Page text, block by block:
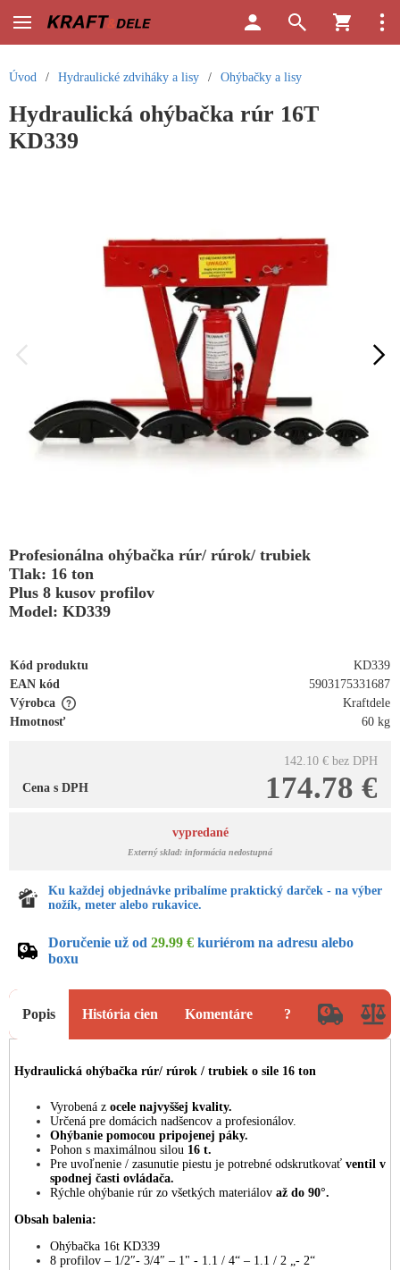
Úvod / Hydraulické zdviháky a lisy / Ohýbačky a lisy
Hydraulická ohýbačka rúr 16T
KD339
Profesionálna ohýbačka rúr/ rúrok/ trubiek
Tlak: 16 ton
Plus 8 kusov profilov
Model: KD339
Kód produktu
KD339
EAN kód
5903175331687
Výrobca
Kraftdele
Hmotnosť
60 kg
142.10 € bez DPH
174.78 €
Cena s DPH
vypredané
Externý sklad: informácia nedostupná
Ku každej objednávke pribalíme praktický darček - na výber
nožík, meter alebo rukavice.
Doručenie už od 29.99 € kuriérom na adresu alebo
boxu
Popis História cien Komentáre ?
Hydraulická ohýbačka rúr/ rúrok / trubiek o sile 16 ton
Vyrobená z ocele najvyššej kvality.
Určená pre domácich nadšencov a profesionálov.
Ohýbanie pomocou pripojenej páky.
Pohon s maximálnou silou 16 t.
Pre uvoľnenie / zasunutie piestu je potrebné odskrutkovať ventil v
spodnej časti ovládača.
Rýchle ohýbanie rúr zo všetkých materiálov až do 90°.
Obsah balenia:
Ohýbačka 16t KD339
8 profilov – 1/2″- 3/4″ – 1" - 1.1 / 4“ – 1.1 / 2 „- 2“